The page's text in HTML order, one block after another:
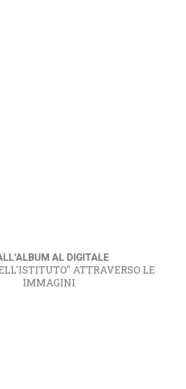
AL DIGITALE
ATTRAVERSO LE
IMMAGINI